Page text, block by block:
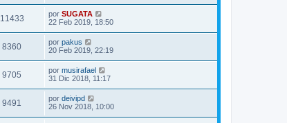
11433 por SUGATA
22 Feb 2019, 18:50
8360 por pakus
20 Feb 2019, 22:19
9705 por musirafael
31 Dic 2018, 11:17
9491 por deivipd
26 Nov 2018, 10:00